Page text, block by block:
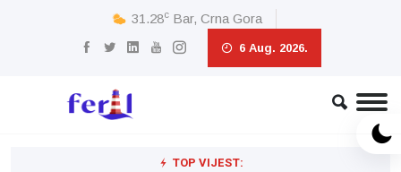
31.28c Bar, Crna Gora
6 Aug. 2026.
TOP VIJEST: